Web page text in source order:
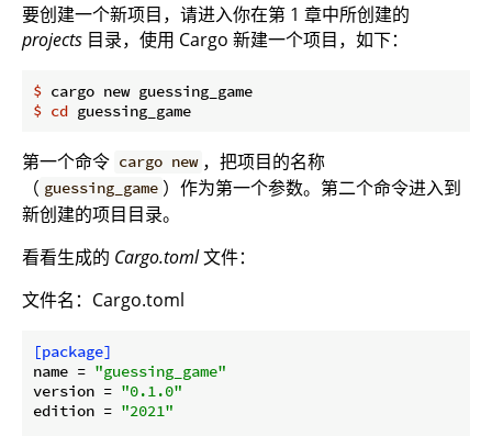
要创建一个新项目，请进入你在第 1 章中所创建的
projects 目录，使用 Cargo 新建一个项目，如下：
$ cargo new guessing_game
$ cd guessing_game
第一个命令 cargo new ，把项目的名称
（ guessing_game ）作为第一个参数。第二个命令进入到
新创建的项目目录。
看看生成的 Cargo.toml文件：
文件名：Cargo.toml
[package]
name = "guessing_game"
version = "0.1.0"
edition = "2021"